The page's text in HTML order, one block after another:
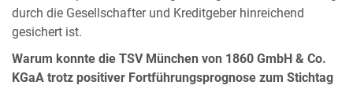
durch die Gesellschafter und Kreditgeber hinreichend
gesichert ist.
Warum konnte die TSV München von 1860 GmbH & Co.
KGaA trotz positiver Fortführungsprognose zum Stichtag